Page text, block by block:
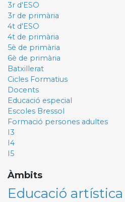
3r d'ESO
3r de primària
4t d'ESO
4t de primària
5è de primària
6è de primària
Batxillerat
Cicles Formatius
Docents
Educació especial
Escoles Bressol
Formació persones adultes
I3
I4
I5
Àmbits
Educació artística